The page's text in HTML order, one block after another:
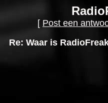
[ Post een
Re: Waar is